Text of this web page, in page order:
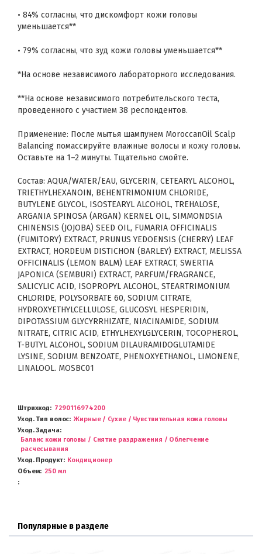
• 84% согласны, что дискомфорт кожи головы
уменьшается**
• 79% согласны, что зуд кожи головы уменьшается**
*На основе независимого лабораторного исследования.
**На основе независимого потребительского теста,
проведенного с участием 38 респондентов.
Применение: После мытья шампунем MoroccanOil Scalp
Balancing помассируйте влажные волосы и кожу головы.
Оставьте на 1–2 минуты. Тщательно смойте.
Состав: AQUA/WATER/EAU, GLYCERIN, CETEARYL ALCOHOL,
TRIETHYLHEXANOIN, BEHENTRIMONIUM CHLORIDE,
BUTYLENE GLYCOL, ISOSTEARYL ALCOHOL, TREHALOSE,
ARGANIA SPINOSA (ARGAN) KERNEL OIL, SIMMONDSIA
CHINENSIS (JOJOBA) SEED OIL, FUMARIA OFFICINALIS
(FUMITORY) EXTRACT, PRUNUS YEDOENSIS (CHERRY) LEAF
EXTRACT, HORDEUM DISTICHON (BARLEY) EXTRACT, MELISSA
OFFICINALIS (LEMON BALM) LEAF EXTRACT, SWERTIA
JAPONICA (SEMBURI) EXTRACT, PARFUM/FRAGRANCE,
SALICYLIC ACID, ISOPROPYL ALCOHOL, STEARTRIMONIUM
CHLORIDE, POLYSORBATE 60, SODIUM CITRATE,
HYDROXYETHYLCELLULOSE, GLUCOSYL HESPERIDIN,
DIPOTASSIUM GLYCYRRHIZATE, NIACINAMIDE, SODIUM
NITRATE, CITRIC ACID, ETHYLHEXYLGLYCERIN, TOCOPHEROL,
T-BUTYL ALCOHOL, SODIUM DILAURAMIDOGLUTAMIDE
LYSINE, SODIUM BENZOATE, PHENOXYETHANOL, LIMONENE,
LINALOOL. MOSBC01
Штрихкод
7290116974200
Уход. Тип волос
Жирные / Сухие / Чувствительная кожа головы
Уход. Задача
Баланс кожи головы / Снятие раздражения / Облегчение
расчесывания
Уход. Продукт
Кондиционер
Объем
250 мл
Популярные в разделе